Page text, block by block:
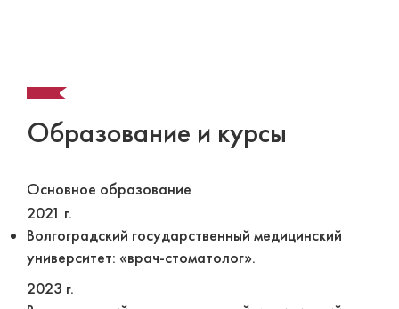
Образование и курсы
Основное образование
2021 г.
Волгоградский государственный медицинский
университет: «врач-стоматолог».
2023 г.